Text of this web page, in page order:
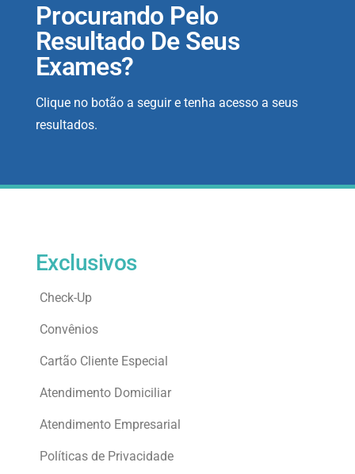
Procurando Pelo
Resultado De Seus
Exames?
Clique no botão a seguir e tenha acesso a seus
resultados.
Exclusivos
Check-Up
Convênios
Cartão Cliente Especial
Atendimento Domiciliar
Atendimento Empresarial
Políticas de Privacidade